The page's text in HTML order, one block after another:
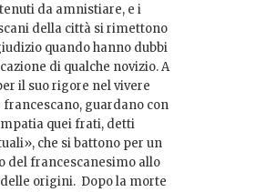
da amnistiare, e i
della città si rimettono
quando hanno dubbi
di qualche novizio. A
il suo rigore nel vivere
francescano, guardano con
quei frati, detti
che si battono per un
del francescanesimo allo
origini. Dopo la morte